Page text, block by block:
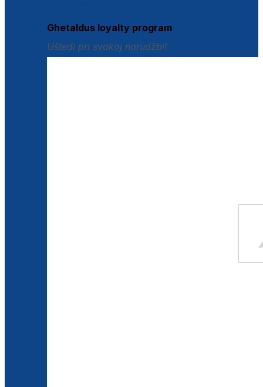
Ghetaldus loyalty program
Uštedi pri svakoj narudžbi!